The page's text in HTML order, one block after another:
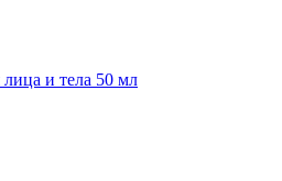
и тела 50 мл